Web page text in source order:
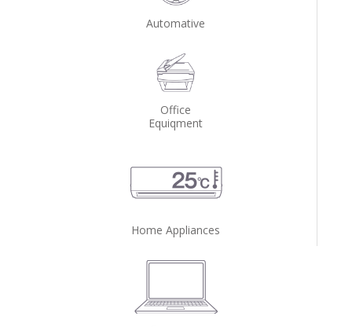
Automative
Office
Equiqment
Home Appliances